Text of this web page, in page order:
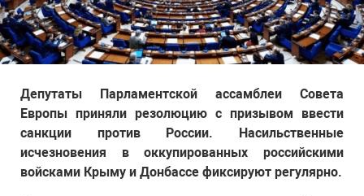
Депутаты Парламентской ассамблеи Совета
Европы приняли резолюцию с призывом ввести
санкции против России. Насильственные
исчезновения в оккупированных российскими
войсками Крыму и Донбассе фиксируют регулярно.